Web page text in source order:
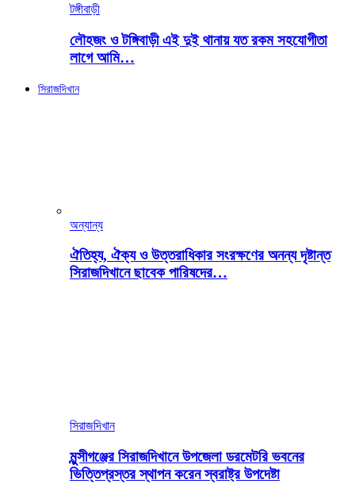
টঙ্গীবাড়ী
লৌহজং ও টঙ্গিবাড়ী এই দুই থানায় যত রকম সহযোগীতা
লাগে আমি…
সিরাজদিখান
অন্যান্য
ঐতিহ্য, ঐক্য ও উত্তরাধিকার সংরক্ষণের অনন্য দৃষ্টান্ত
সিরাজদিখানে ছাবেক পারিষদের…
সিরাজদিখান
মুন্সীগঞ্জের সিরাজদিখানে উপজেলা ডরমেটরি ভবনের
ভিত্তিপ্রস্তর স্থাপন করেন স্বরাষ্ট্র উপদেষ্টা